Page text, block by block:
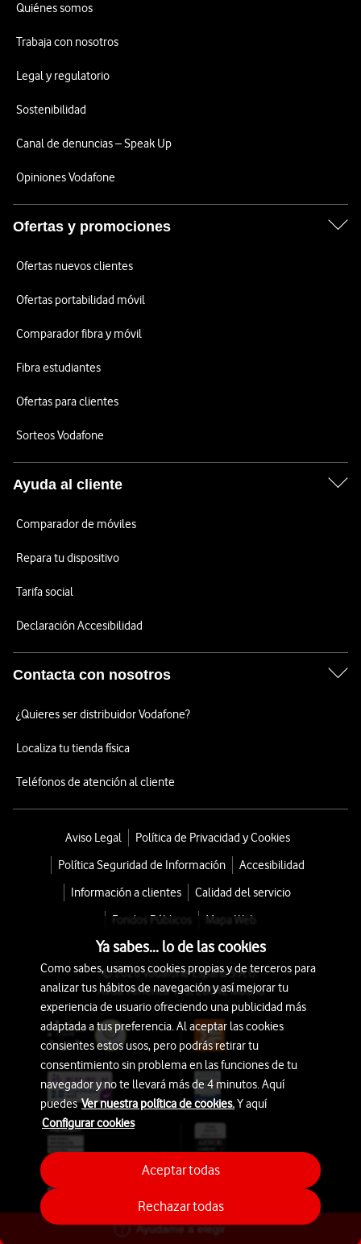
Ayúdame a elegir
Quiénes somos
Trabaja con nosotros
Legal y regulatorio
Sostenibilidad
Canal de denuncias – Speak Up
Opiniones Vodafone
Ofertas y promociones
Ofertas nuevos clientes
Ofertas portabilidad móvil
Comparador fibra y móvil
Fibra estudiantes
Ofertas para clientes
Sorteos Vodafone
Ayuda al cliente
Comparador de móviles
Repara tu dispositivo
Tarifa social
Declaración Accesibilidad
Contacta con nosotros
¿Quieres ser distribuidor Vodafone?
Localiza tu tienda física
Teléfonos de atención al cliente
Aviso Legal
Política de Privacidad y Cookies
Política Seguridad de Información
Accesibilidad
Información a clientes
Calidad del servicio
Fondos Públicos
Mapa Web
© 2026 Vodafone España S.A.U.
Avda. América 115, 28042 Madrid
Ya sabes... lo de las cookies
Como sabes, usamos cookies propias y de terceros para
analizar tus hábitos de navegación y así mejorar tu
experiencia de usuario ofreciendo una publicidad más
adaptada a tus preferencia. Al aceptar las cookies
consientes estos usos, pero podrás retirar tu
consentimiento sin problema en las funciones de tu
navegador y no te llevará más de 4 minutos. Aquí
puedesVer nuestra política de cookies.Y aquí
Configurar cookies
Rechazar todas
Aceptar todas